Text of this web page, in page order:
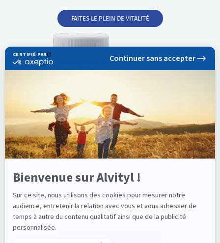
FAITES LE PLEIN DE VITALITÉ
ALVITYL® VITALITÉ – 10 VITAMINES ET MINÉRAUX GOMMES – DÈS 4 ANS
Fatigue, baisse de forme, manque de vitalité ?